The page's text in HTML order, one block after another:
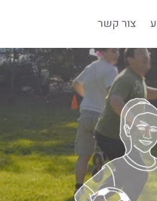
צור קשר